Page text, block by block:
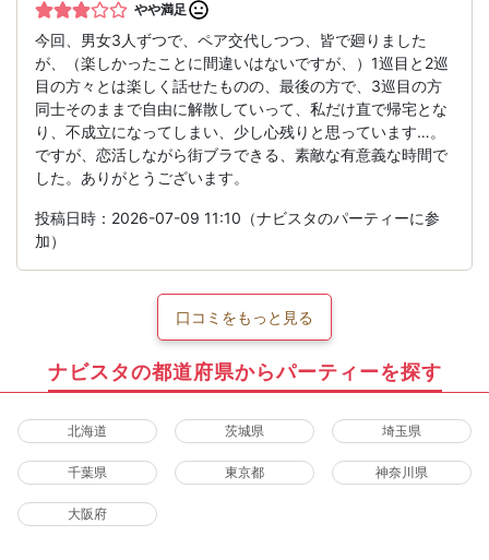
やや満足
今回、男女3人ずつで、ペア交代しつつ、皆で廻りました
が、（楽しかったことに間違いはないですが、）1巡目と2巡
目の方々とは楽しく話せたものの、最後の方で、3巡目の方
同士そのままで自由に解散していって、私だけ直で帰宅とな
り、不成立になってしまい、少し心残りと思っています…。
ですが、恋活しながら街ブラできる、素敵な有意義な時間で
した。ありがとうございます。
投稿日時：2026-07-09 11:10（ナビスタのパーティーに参
加）
口コミをもっと見る
ナビスタの都道府県からパーティーを探す
北海道 茨城県 埼玉県
千葉県 東京都 神奈川県
大阪府